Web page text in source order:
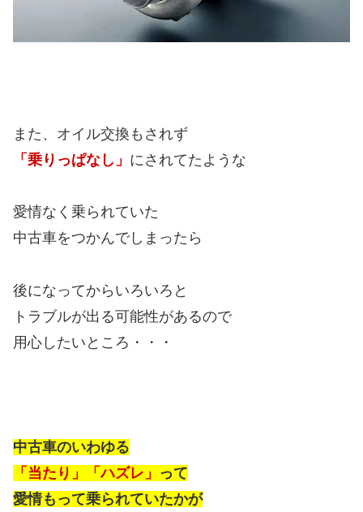
また、オイル交換もされず
「乗りっぱなし」 にされてたような
愛情なく乗られていた
中古車をつかんでしまったら
後になってからいろいろと
トラブルが出る可能性があるので
用心したいところ・・・
中古車のいわゆる
「当たり」「ハズレ」 って
愛情もって乗られていたかが